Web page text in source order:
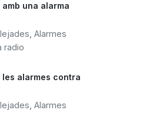
una alarma
Alarmes
radio
alarmes contra
Alarmes